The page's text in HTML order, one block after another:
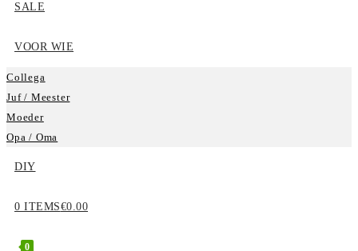
SALE
VOOR WIE
Collega
Juf / Meester
Moeder
Opa / Oma
DIY
0 ITEMS€0.00
0